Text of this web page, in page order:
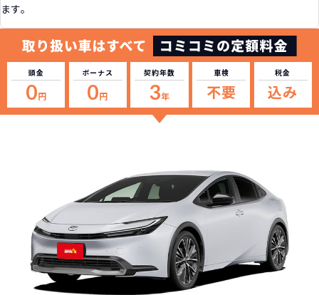
ます。
頭金
0円
ボーナス
0円
契約年数
3年
車検
不要
税金
込み